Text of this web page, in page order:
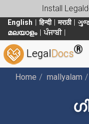
Install
English हिन्दी मराठी
മലയാളം
ਪੰਜਾਬੀ
LegalDocs®
Home mallyalam